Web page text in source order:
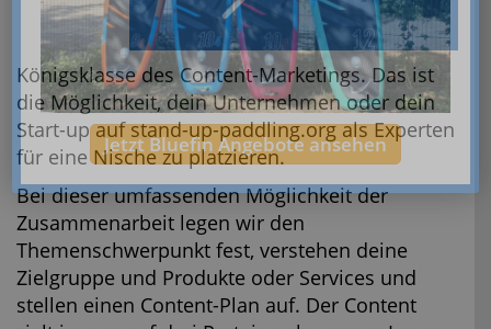
Königsklasse des Content-Marketings. Das ist
die Möglichkeit, dein Unternehmen oder dein
Start-up auf stand-up-paddling.org als Experten
für eine Nische zu platzieren.
Bei dieser umfassenden Möglichkeit der
Zusammenarbeit legen wir den
Themenschwerpunkt fest, verstehen deine
Zielgruppe und Produkte oder Services und
stellen einen Content-Plan auf. Der Content
Jetzt Bluefin Angebote ansehen